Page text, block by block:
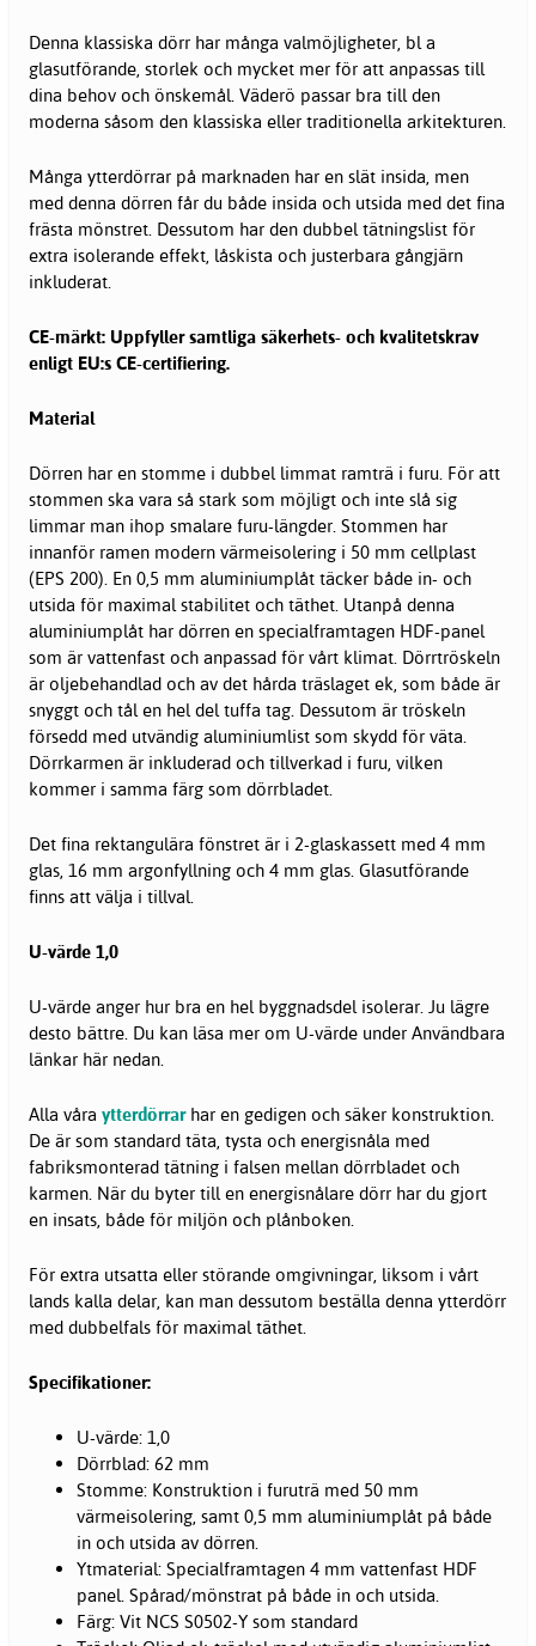
Denna klassiska dörr har många valmöjligheter, bl a
glasutförande, storlek och mycket mer för att anpassas till
dina behov och önskemål. Väderö passar bra till den
moderna såsom den klassiska eller traditionella arkitekturen.
Många ytterdörrar på marknaden har en slät insida, men
med denna dörren får du både insida och utsida med det fina
frästa mönstret. Dessutom har den dubbel tätningslist för
extra isolerande effekt, låskista och justerbara gångjärn
inkluderat.
CE-märkt: Uppfyller samtliga säkerhets- och kvalitetskrav
enligt EU:s CE-certifiering.
Material
Dörren har en stomme i dubbel limmat ramträ i furu. För att
stommen ska vara så stark som möjligt och inte slå sig
limmar man ihop smalare furu-längder. Stommen har
innanför ramen modern värmeisolering i 50 mm cellplast
(EPS 200). En 0,5 mm aluminiumplåt täcker både in- och
utsida för maximal stabilitet och täthet. Utanpå denna
aluminiumplåt har dörren en specialframtagen HDF-panel
som är vattenfast och anpassad för vårt klimat. Dörrtröskeln
är oljebehandlad och av det hårda träslaget ek, som både är
snyggt och tål en hel del tuffa tag. Dessutom är tröskeln
försedd med utvändig aluminiumlist som skydd för väta.
Dörrkarmen är inkluderad och tillverkad i furu, vilken
kommer i samma färg som dörrbladet.
Det fina rektangulära fönstret är i 2-glaskassett med 4 mm
glas, 16 mm argonfyllning och 4 mm glas. Glasutförande
finns att välja i tillval.
U-värde 1,0
U-värde anger hur bra en hel byggnadsdel isolerar. Ju lägre
desto bättre. Du kan läsa mer om U-värde under Användbara
länkar här nedan.
Alla våra ytterdörrarhar en gedigen och säker konstruktion.
De är som standard täta, tysta och energisnåla med
fabriksmonterad tätning i falsen mellan dörrbladet och
karmen. När du byter till en energisnålare dörr har du gjort
en insats, både för miljön och plånboken.
För extra utsatta eller störande omgivningar, liksom i vårt
lands kalla delar, kan man dessutom beställa denna ytterdörr
med dubbelfals för maximal täthet.
Specifikationer:
U-värde: 1,0
Dörrblad: 62 mm
Stomme: Konstruktion i furuträ med 50 mm
värmeisolering, samt 0,5 mm aluminiumplåt på både
in och utsida av dörren.
Ytmaterial: Specialframtagen 4 mm vattenfast HDF
panel. Spårad/mönstrat på både in och utsida.
Färg: Vit NCS S0502-Y som standard